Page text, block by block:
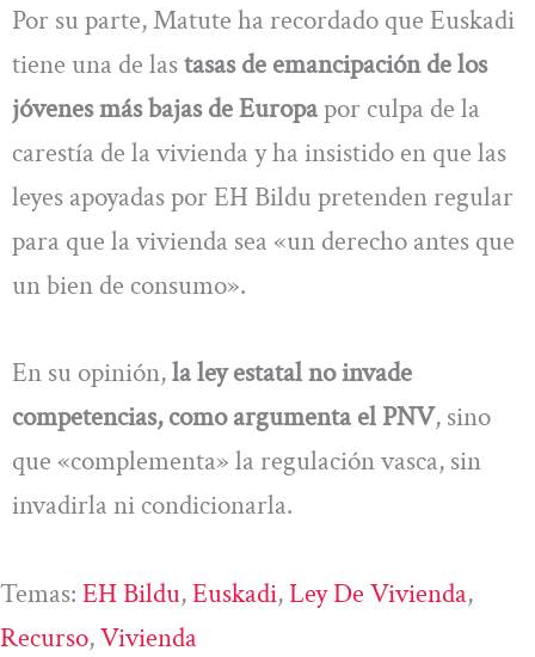
Por su parte, Matute ha recordado que Euskadi
tiene una de lastasas de emancipación de los
jóvenes más bajas de Europapor culpa de la
carestía de la vivienda y ha insistido en que las
leyes apoyadas por EH Bildu pretenden regular
para que la vivienda sea «un derecho antes que
un bien de consumo».
En su opinión,la ley estatal no invade
competencias, como argumenta el PNV, sino
que «complementa» la regulación vasca, sin
invadirla ni condicionarla.
Temas: EH Bildu, Euskadi, Ley De Vivienda
Recurso, Vivienda